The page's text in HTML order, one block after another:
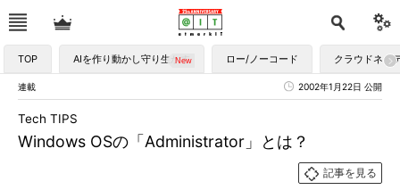
TOP AIを作り動かし守り生かす ロー/ノーコード クラウドネイ
連載 2002年1月22日 公開
Windows OSの「Administrator」とは？
Tech TIPS
記事を見る